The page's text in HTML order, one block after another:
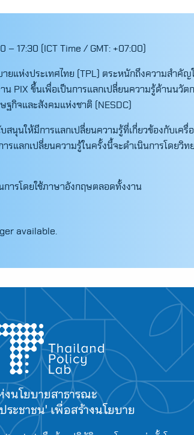
Search
for:
– 17:30 (ICT Time / GMT: +07:00)
ยแห่งประเทศไทย (TPL) ตระหนักถึงความสำคัญ
น PIX ขึ้นเพื่อเป็นการแลกเปลี่ยนความรู้ด้านนวั
กิจและสังคมแห่งชาติ (NESDC)
สนุนให้มีการแลกเปลี่ยนความรู้ที่เกี่ยวข้องกับเค
รแลกเปลี่ยนความรู้ในครั้งนี้จะดำเนินการโดยวิ
การโดยใช้ภาษาอังกฤษตลอดทั้งงาน
available.
นโยบายสาธารณะ
ระชาชน' เพื่อสร้างนโยบาย